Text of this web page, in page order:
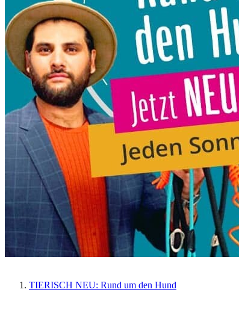
TIERISCH NEU: Rund um den Hund